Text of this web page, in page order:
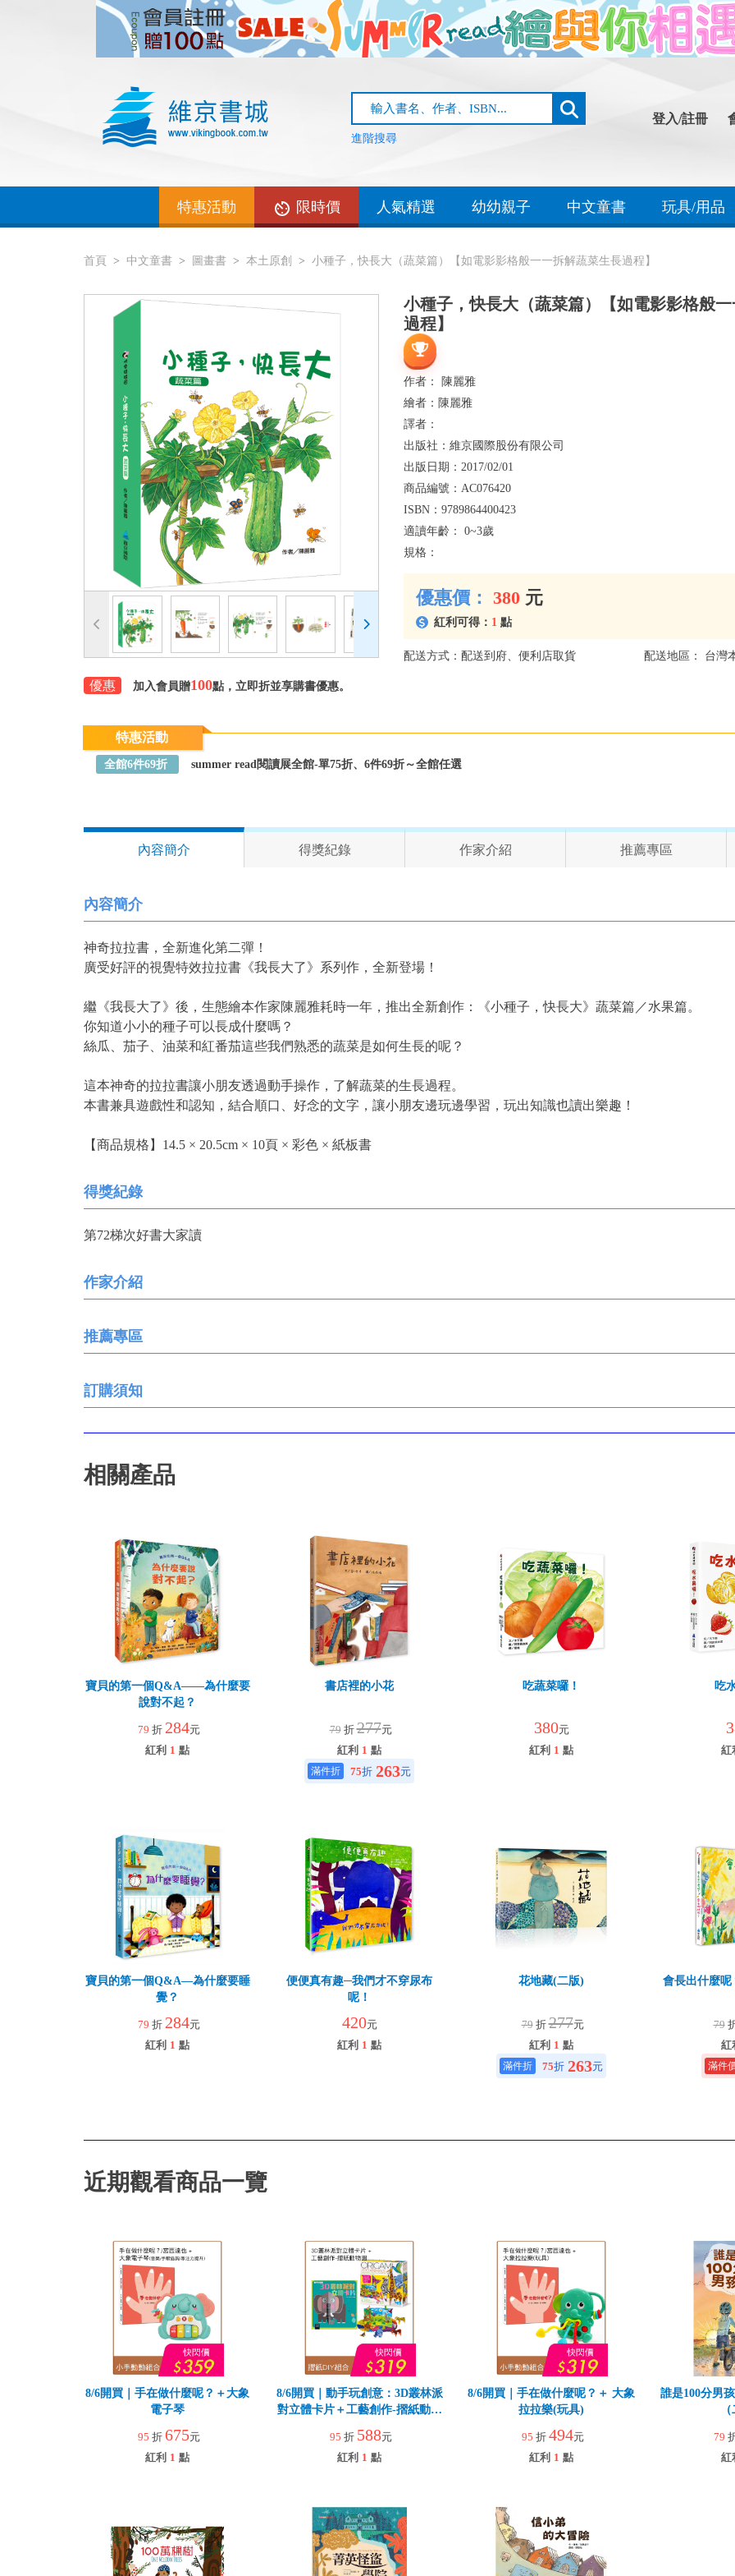
進階搜尋
登入/註冊
特惠活動 限時價 人氣精選 幼幼親子 中文童書 玩具/用品
首頁 中文童書 圖畫書 本土原創 小種子，快長大（蔬菜篇）【如電影影格般一一拆解蔬菜生長過程】
優惠 加入會員贈100點，立即折並享購書優惠。
小種子，快長大（蔬菜篇）【如電影影格般
過程】
作者：
陳麗雅
繪者： 陳麗雅
譯者：
出版社： 維京國際股份有限公司
出版日期： 2017/02/01
商品編號： AC076420
ISBN： 9789864400423
適讀年齡： 0~3歲
規格：
優惠價： 380 元
紅利可得： 1 點
配送方式：配送到府、便利店取貨 配送地區： 台灣
特惠活動
全館6件69折 summer read閱讀展全館-單75折、6件69折～全館任選
內容簡介 得獎紀錄 作家介紹 推薦專區
內容簡介
神奇拉拉書，全新進化第二彈！
廣受好評的視覺特效拉拉書《我長大了》系列作，全新登場！
繼《我長大了》後，生態繪本作家陳麗雅耗時一年，推出全新創作：《小種子，快長大》蔬菜篇／水果篇。
你知道小小的種子可以長成什麼嗎？
絲瓜、茄子、油菜和紅番茄這些我們熟悉的蔬菜是如何生長的呢？
這本神奇的拉拉書讓小朋友透過動手操作，了解蔬菜的生長過程。
本書兼具遊戲性和認知，結合順口、好念的文字，讓小朋友邊玩邊學習，玩出知識也讀出樂趣！
【商品規格】14.5 × 20.5cm × 10頁 × 彩色 × 紙板書
得獎紀錄
第72梯次好書大家讀
作家介紹
推薦專區
訂購須知
相關產品
寶貝的第一個Q&A――為什麼要
說對不起？
79 折 284元
紅利 1 點
書店裡的小花
79 折277元
紅利 1 點
75折 263元
吃蔬菜囉！
380元
紅利 1 點
吃
紅
寶貝的第一個Q&A—為什麼要睡
覺？
79 折 284元
紅利 1 點
便便真有趣─我們才不穿尿布
呢！
420元
紅利 1 點
花地藏(二版)
79 折277元
紅利 1 點
75折 263元
會長出什麼呢
79
紅
近期觀看商品一覽
8/6開買｜手在做什麼呢？＋大象
電子琴
95 折 675元
紅利 1 點
8/6開買｜動手玩創意：3D叢林派
對立體卡片＋工藝創作-摺紙動物
95 折 588元
紅利 1 點
8/6開買｜手在做什麼呢？＋ 大象
拉拉樂(玩具)
95 折 494元
紅利 1 點
誰是100分男
79
紅